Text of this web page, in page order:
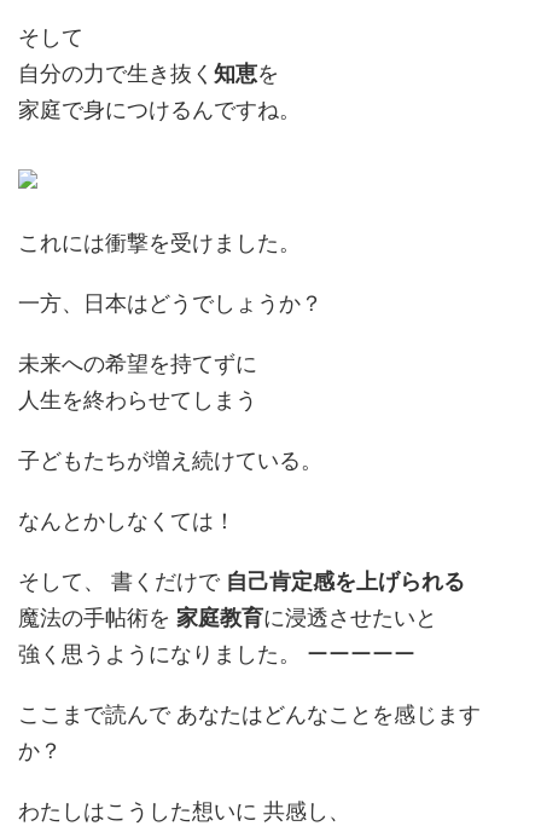
そして
自分の力で生き抜く 知恵を
家庭で身につけるんですね。
これには衝撃を受けました。
一方、日本はどうでしょうか？
未来への希望を持てずに
人生を終わらせてしまう
子どもたちが増え続けている。
なんとかしなくては！
そして、 書くだけで 自己肯定感を上げられる
魔法の手帖術を 家庭教育に浸透させたいと
強く思うようになりました。 ーーーーー
ここまで読んで あなたはどんなことを感じます
か？
わたしはこうした想いに 共感し、